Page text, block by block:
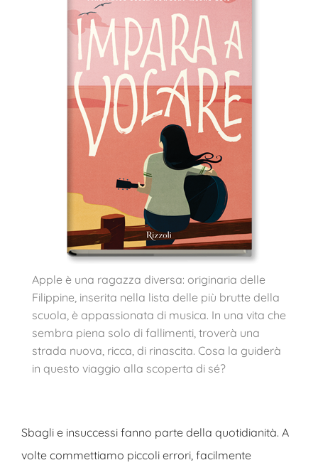
Apple è una ragazza diversa: originaria delle
Filippine, inserita nella lista delle più brutte della
scuola, è appassionata di musica. In una vita che
sembra piena solo di fallimenti, troverà una
strada nuova, ricca, di rinascita. Cosa la guiderà
in questo viaggio alla scoperta di sé?
Sbagli e insuccessi fanno parte della quotidianità. A
volte commettiamo piccoli errori, facilmente